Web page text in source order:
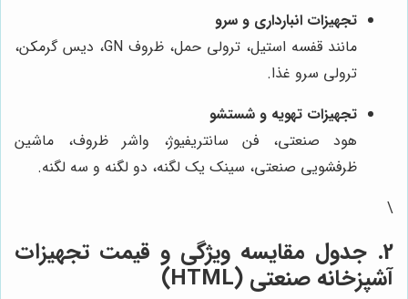
تجهیزات انبارداری و سرو
مانند قفسه استیل، ترولی حمل، ظروف GN، دیس گرمکن،
ترولی سرو غذا.
تجهیزات تهویه و شستشو
هود صنعتی، فن سانتریفیوژ، واشر ظروف، ماشین
ظرفشویی صنعتی، سینک یک لگنه، دو لگنه و سه لگنه.
\
2. جدول مقایسه ویژگی و قیمت تجهیزات
آشپزخانه صنعتی (HTML)